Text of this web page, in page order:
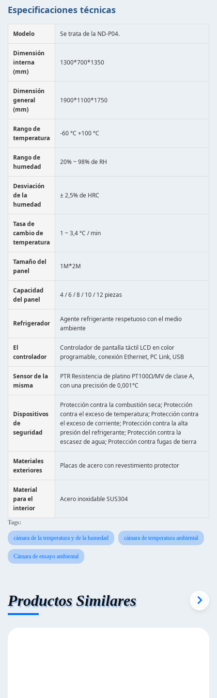
Especificaciones técnicas
Modelo Se trata de la ND-P04.
Dimensión
interna
(mm)
1300*700*1350
Dimensión
general
(mm)
1900*1100*1750
Rango de
temperatura
-60 °C +100 °C
Rango de
humedad
20% ~ 98% de RH
Desviación
de la
humedad
± 2,5% de HRC
Tasa de
cambio de
temperatura
1 ~ 3,4 °C / min
Tamaño del
panel
1M*2M
Capacidad
del panel
4 / 6 / 8 / 10 / 12 piezas
Refrigerador
Agente refrigerante respetuoso con el medio
ambiente
El
controlador
Controlador de pantalla táctil LCD en color
programable, conexión Ethernet, PC Link, USB
Sensor de la
misma
PTR Resistencia de platino PT100Ω/MV de clase A,
con una precisión de 0,001°C
Dispositivos
de
seguridad
Protección contra la combustión seca; Protección
contra el exceso de temperatura; Protección contra
el exceso de corriente; Protección contra la alta
presión del refrigerante; Protección contra la
escasez de agua; Protección contra fugas de tierra
Materiales
exteriores
Placas de acero con revestimiento protector
Material
para el
interior
Acero inoxidable SUS304
Tags:
cámara de la temperatura y de la humedad cámara de temperatura ambiental
Cámara de ensayo ambiental
Productos Similares